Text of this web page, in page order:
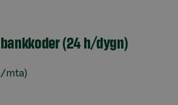
(24 h/dygn)
mta)